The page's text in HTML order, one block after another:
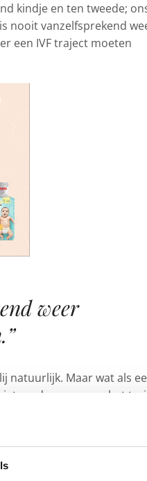
kindje en ten tweede;
nooit vanzelfsprekend
een IVF traject moeten
weer
natuurlijk. Maar wat als
eerder weer aan het
als het weer in één keer